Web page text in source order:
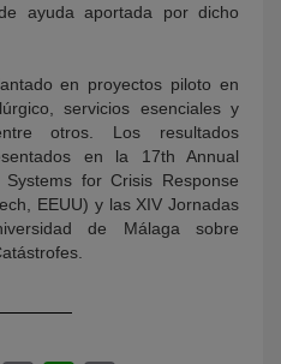
ayuda aportada por dicho
en proyectos piloto en
servicios esenciales y
otros. Los resultados
en la 17th Annual
for Crisis Response
EEUU) y las XIV Jornadas
de Málaga sobre